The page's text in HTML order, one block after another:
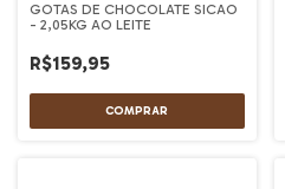
GOTAS DE CHOCOLATE SICAO
- 2,05KG AO LEITE
R$159,95